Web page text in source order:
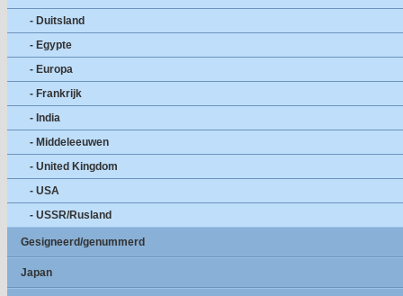
- Duitsland
- Egypte
- Europa
- Frankrijk
- India
- Middeleeuwen
- United Kingdom
- USA
- USSR/Rusland
Gesigneerd/genummerd
Japan